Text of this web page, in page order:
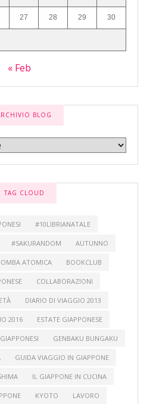
27 28 29 30
« Feb
BLOG
TAG CLOUD
#10LIBRIANATALE
#SAKURANDOM AUTUNNO
ATOMICA BOOKCLUB
COLLABORAZIONI
DIARIO DI VIAGGIO 2013
2016 ESTATE GIAPPONESE
GENBAKU BUNGAKU
GUIDA VIAGGIO IN GIAPPONE
IL GIAPPONE IN CUCINA
KYOTO LAVORO